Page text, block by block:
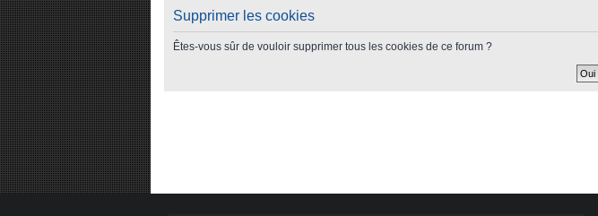
Supprimer les cookies
Êtes-vous sûr de vouloir supprimer tous les cookies de ce forum ?